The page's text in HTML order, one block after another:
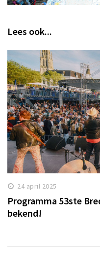
Lees ook...
24 april 2025
Programma 53ste
bekend!